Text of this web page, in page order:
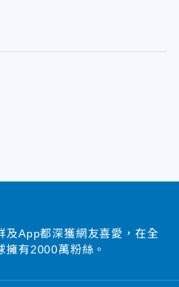
及App都深獲網友喜愛，在全
擁有2000萬粉絲。